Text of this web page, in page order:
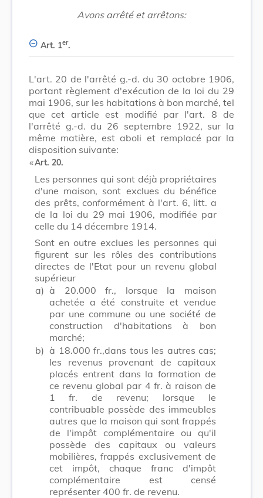
Avons arrêté et arrêtons:
Art. 1er.
L'art. 20 de l'arrêté g.-d. du 30 octobre 1906,
portant règlement d'exécution de la loi du 29
mai 1906, sur les habitations à bon marché, tel
que cet article est modifié par l'art. 8 de
l'arrêté g.-d. du 26 septembre 1922, sur la
même matière, est aboli et remplacé par la
disposition suivante:
​ «Art. 20.
Les personnes qui sont déjà propriétaires
d'une maison, sont exclues du bénéfice
des prêts, conformément à l'art. 6, litt. a
de la loi du 29 mai 1906, modifiée par
celle du 14 décembre 1914.
Sont en outre exclues les personnes qui
figurent sur les rôles des contributions
directes de l'Etat pour un revenu global
supérieur
a) à 20.000 fr., lorsque la maison
achetée a été construite et vendue
par une commune ou une société de
construction d'habitations à bon
marché;
b) à 18.000 fr.,dans tous les autres cas;
les revenus provenant de capitaux
placés entrent dans la formation de
ce revenu global par 4 fr. à raison de
1 fr. de revenu; lorsque le
contribuable possède des immeubles
autres que la maison qui sont frappés
de l'impôt complémentaire ou qu'il
possède des capitaux ou valeurs
mobilières, frappés exclusivement de
cet impôt, chaque franc d'impôt
complémentaire est censé
représenter 400 fr. de revenu.